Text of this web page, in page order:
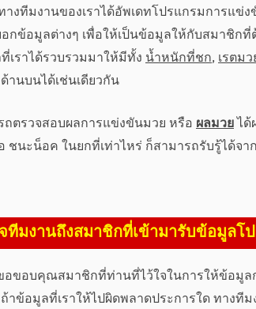
งทีมงานของเราได้อัพเดทโปรแกรมการแข่
กข้อมูลต่างๆ เพื่อให้เป็นข้อมูลให้กับสมาชิกที่
เราได้รวบรวมมาให้มีทั้งน้ำหนักที่ชก,เรตม
ด้านบนได้เช่นเดียวกัน
ตรวจสอบผลการแข่งขันมวย หรือผลมวยได้
นะน็อค ในยกที่เท่าไหร่ ก็สามารถรับรู้ได้จ
ทีมงานถึงสมาชิกที่เข้ามารับข้อมูลโ
อขอบคุณสมาชิกที่ท่านที่ไว้ใจในการให้ข้อมู
าข้อมูลที่เราให้ไปผิดพลาดประการใด ทาง